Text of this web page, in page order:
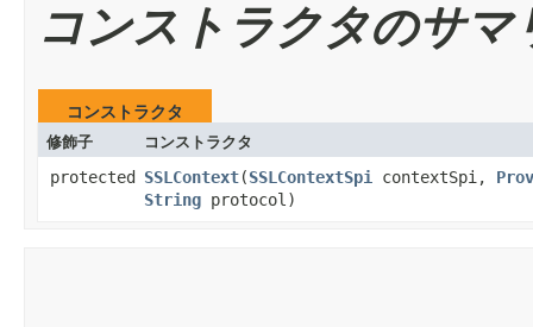
コンストラクタのサマ
コンストラクタ
修飾子
コンストラクタ
protected SSLContext​(SSLContextSpi contextSpi,
String protocol)